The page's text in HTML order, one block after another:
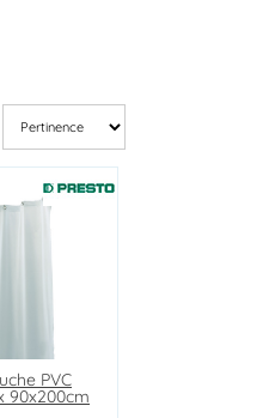
PVC
90x200cm